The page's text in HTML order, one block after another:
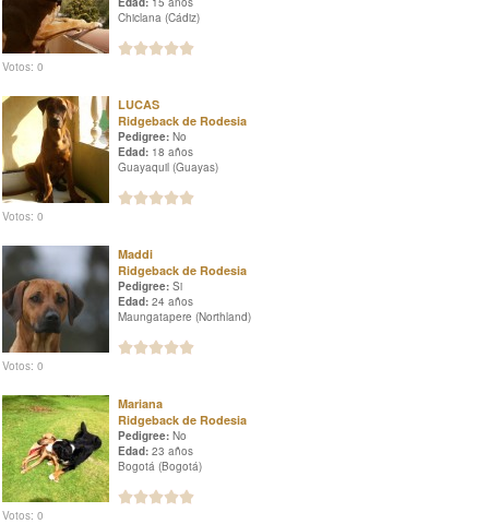
Chiclana (Cádiz)
Votos: 0
LUCAS
Ridgeback de Rodesia
Pedigree: No
Edad: 18 años
Guayaquil (Guayas)
Votos: 0
Maddi
Ridgeback de Rodesia
Pedigree: Si
Edad: 24 años
Maungatapere (Northland)
Votos: 0
Mariana
Ridgeback de Rodesia
Pedigree: No
Edad: 23 años
Bogotá (Bogotá)
Votos: 0